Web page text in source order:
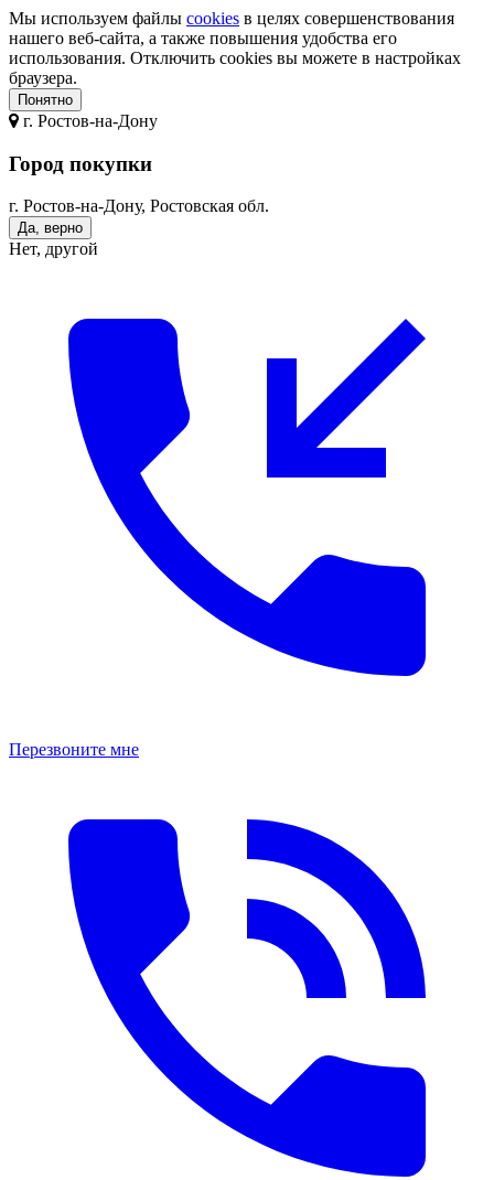
Мы используем файлы cookies в целях совершенствования
нашего веб-сайта, а также повышения удобства его
использования. Отключить cookies вы можете в настройках
браузера.
Понятно
г. Ростов-на-Дону
Город покупки
г. Ростов-на-Дону, Ростовская обл.
Да, верно
Нет, другой
Перезвоните мне